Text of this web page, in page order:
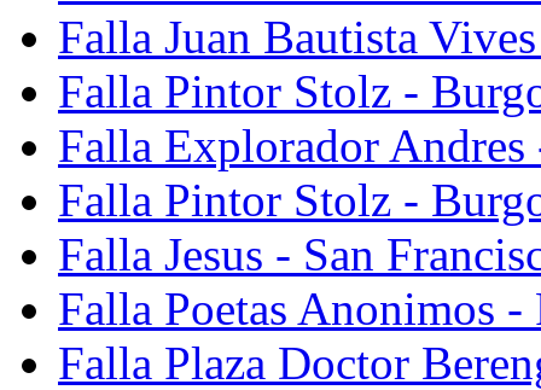
Falla Juan Bautista
Falla Pintor Stolz -
Falla Explorador Andres
Falla Pintor Stolz -
Falla Jesus - San
Falla Poetas Anonimos
Falla Plaza Doctor